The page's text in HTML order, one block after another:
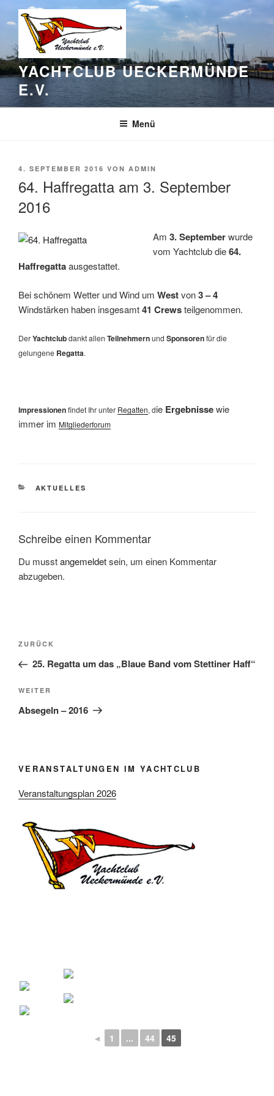
Inhalt
springen
YACHTCLUB UECKERMÜNDE
E.V.
Menü
VERÖFFENTLICHT
4. SEPTEMBER 2016 VON ADMIN
64. Haffregatta am 3. September
2016
Am 3. Septemberwurde
vom Yachtclub die64.
Haffregattaausgestattet.
Bei schönem Wetter und Wind um Westvon3 – 4
Windstärken haben insgesamt41 Crewsteilgenommen.
DerYachtclubdankt allen Teilnehmernund Sponsorenfür die
gelungene Regatta.
Impressionenfindet Ihr unter Regatten, die Ergebnissewie
immer im Mitgliederforum
KATEGORIEN
AKTUELLES
Schreibe einen Kommentar
Du musstangemeldetsein, um einen Kommentar
abzugeben.
Beitragsnavigation
Vorheriger
Beitrag
ZURÜCK
25. Regatta um das „Blaue Band vom Stettiner Haff“
Nächster
Beitrag
WEITER
Absegeln – 2016
VERANSTALTUNGEN IM YACHTCLUB
Veranstaltungsplan 2026
◄ 1 ... 44 45